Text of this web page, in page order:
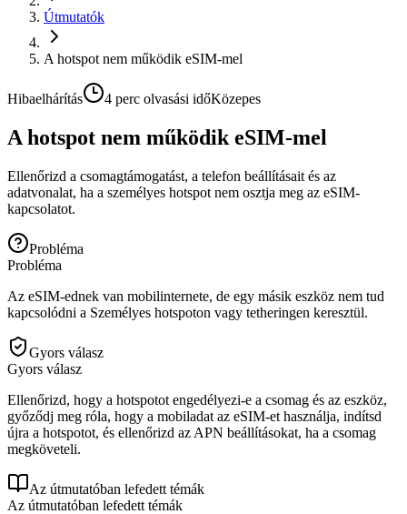
Útmutatók
A hotspot nem működik eSIM-mel
Hibaelhárítás 4 perc olvasási időKözepes
A hotspot nem működik eSIM-mel
Ellenőrizd a csomagtámogatást, a telefon beállításait és az
adatvonalat, ha a személyes hotspot nem osztja meg az eSIM-
kapcsolatot.
Probléma
Probléma
Az eSIM-ednek van mobilinternete, de egy másik eszköz nem tud
kapcsolódni a Személyes hotspoton vagy tetheringen keresztül.
Gyors válasz
Gyors válasz
Ellenőrizd, hogy a hotspotot engedélyezi-e a csomag és az eszköz,
győződj meg róla, hogy a mobiladat az eSIM-et használja, indítsd
újra a hotspotot, és ellenőrizd az APN beállításokat, ha a csomag
megköveteli.
Az útmutatóban lefedett témák
Az útmutatóban lefedett témák